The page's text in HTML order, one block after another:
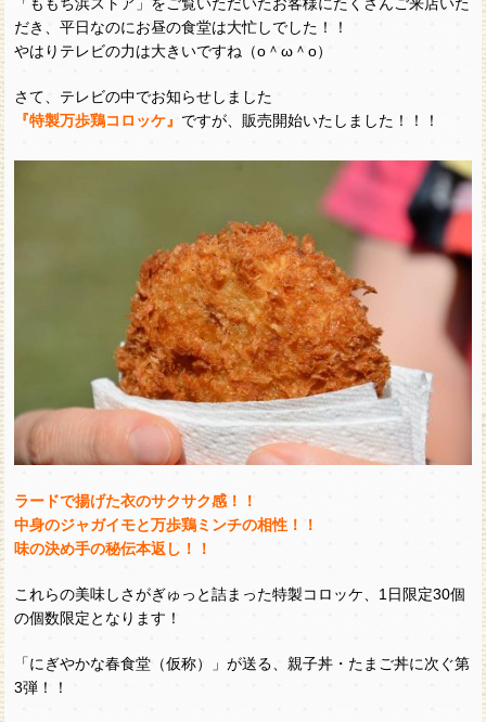
だき、平日なのにお昼の食堂は大忙しでした！！
やはりテレビの力は大きいですね（o＾ω＾o）
さて、テレビの中でお知らせしました
『特製万歩鶏コロッケ』 ですが、販売開始いたしました！！！
ラードで揚げた衣のサクサク感！！
中身のジャガイモと万歩鶏ミンチの相性！！
味の決め手の秘伝本返し！！
これらの美味しさがぎゅっと詰まった特製コロッケ、1日限定30個
の個数限定となります！
「にぎやかな春食堂（仮称）」が送る、親子丼・たまご丼に次ぐ第
3弾！！